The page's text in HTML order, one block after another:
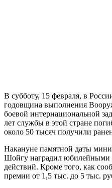
В субботу, 15 февраля, в
годовщина выполнения
боевой интернациональной
лет службы в этой стране
около 50 тысяч получили
Накануне памятной даты
Шойгу наградил юбилейными
действий. Кроме того, как
премии от 1,5 тыс. до 5 тыс.